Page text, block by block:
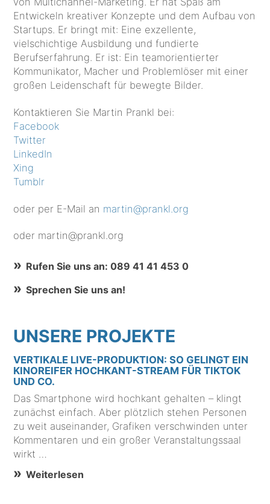
Entwickeln kreativer Konzepte und dem Aufbau von
Startups. Er bringt mit: Eine exzellente,
vielschichtige Ausbildung und fundierte
Berufserfahrung. Er ist: Ein teamorientierter
Kommunikator, Macher und Problemlöser mit einer
großen Leidenschaft für bewegte Bilder.
Kontaktieren Sie Martin Prankl bei:
Facebook
Twitter
LinkedIn
Xing
Tumblr
oder per E-Mail an martin@prankl.org
oder martin@prankl.org
Rufen Sie uns an: 089 41 41 453 0
Sprechen Sie uns an!
UNSERE PROJEKTE
VERTIKALE LIVE-PRODUKTION: SO GELINGT EIN
KINOREIFER HOCHKANT-STREAM FÜR TIKTOK
UND CO.
Das Smartphone wird hochkant gehalten – klingt
zunächst einfach. Aber plötzlich stehen Personen
zu weit auseinander, Grafiken verschwinden unter
Kommentaren und ein großer Veranstaltungssaal
wirkt …
Weiterlesen